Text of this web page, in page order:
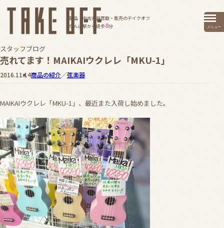
新品・中古楽器買取・販売のテイクオフ
なんば駅から徒歩8分 メニュー
スタッフブログ
売れてます！MAIKAIウクレレ「MKU-1」
2016.11.14商品の紹介／弦楽器
MAIKAIウクレレ「MKU-1」、最近また入荷し始めました。